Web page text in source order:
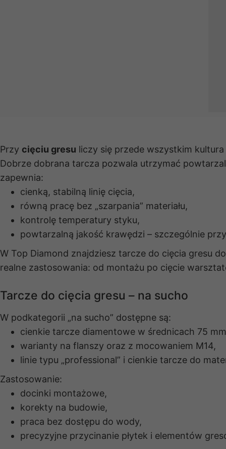
Przy cięciu gresu liczy się przede wszystkim
Dobrze dobrana tarcza pozwala utrzymać
zapewnia:
cienką, stabilną linię cięcia,
równą pracę bez „szarpania” materiału,
kontrolę temperatury styku,
powtarzalną jakość krawędzi – szczególnie
W Top Diamond znajdziesz tarcze do cięcia gresu
realne zastosowania: od montażu po cięcie
Tarcze do cięcia gresu – na sucho
W podkategorii „na sucho” dostępne są:
cienkie tarcze diamentowe w średnicach 75
warianty na flanszy oraz z mocowaniem M14,
linie typu „professional” i cienkie tarcze do
Zastosowanie:
docinki montażowe,
korekty na budowie,
praca bez dostępu do wody,
precyzyjne przycinanie płytek i elementów